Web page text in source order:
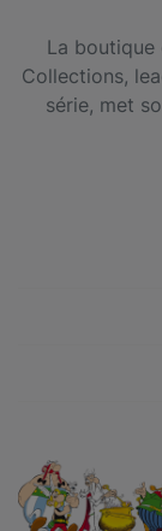
La boutique
Collections,
série, met